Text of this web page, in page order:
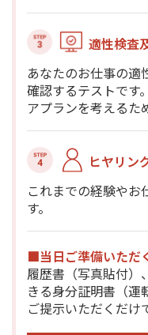
適性検査
あなたのお仕事の適
確認するテストです
アプランを考えるた
ヒヤリン
これまでの経験やお
す。
■当日ご準備いただ
履歴書（写真貼付）
きる身分証明書（
ご提示いただくだけ